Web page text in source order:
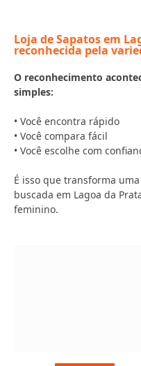
Loja de Sapatos em
reconhecida pela
O reconhecimento
simples:
• Você encontra rápido
• Você compara fácil
• Você escolhe com
É isso que transforma
buscada em Lagoa da
feminino.